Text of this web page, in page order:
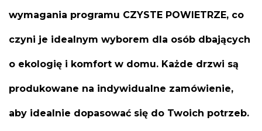
wymagania programu CZYSTE POWIETRZE, co
czyni je idealnym wyborem dla osób dbających
o ekologię i komfort w domu. Każde drzwi są
produkowane na indywidualne zamówienie,
aby idealnie dopasować się do Twoich potrzeb.